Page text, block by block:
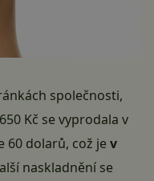
společnosti,
Kč se vyprodala v
60 dolarů, což jev
naskladnění se